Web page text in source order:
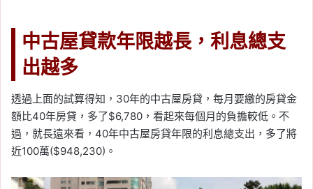
中古屋貸款年限越長，利息總支
出越多
透過上面的試算得知，30年的中古屋房貸，每月要繳的房貸金
額比40年房貸，多了$6,780，看起來每個月的負擔較低。不
過，就長遠來看，40年中古屋房貸年限的利息總支出，多了將
近100萬($948,230)。